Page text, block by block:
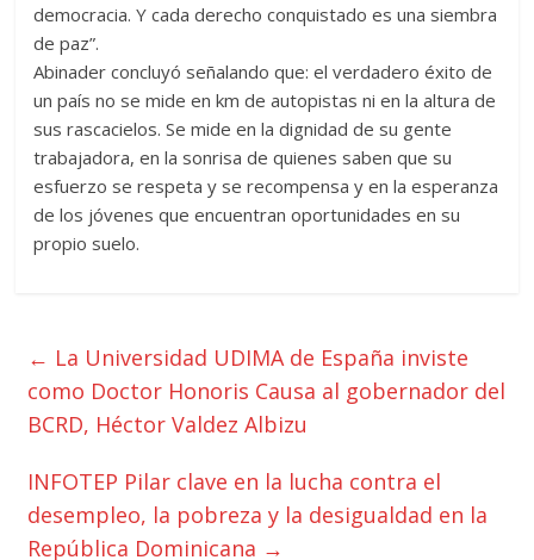
democracia. Y cada derecho conquistado es una siembra
de paz”.
Abinader concluyó señalando que: el verdadero éxito de
un país no se mide en km de autopistas ni en la altura de
sus rascacielos. Se mide en la dignidad de su gente
trabajadora, en la sonrisa de quienes saben que su
esfuerzo se respeta y se recompensa y en la esperanza
de los jóvenes que encuentran oportunidades en su
propio suelo.
← La Universidad UDIMA de España inviste
como Doctor Honoris Causa al gobernador del
BCRD, Héctor Valdez Albizu
INFOTEP Pilar clave en la lucha contra el
desempleo, la pobreza y la desigualdad en la
República Dominicana →